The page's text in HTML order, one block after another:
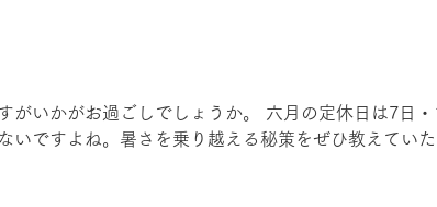
がいかがお過ごしでしょうか。 六月の定休日は7日・
いですよね。暑さを乗り越える秘策をぜひ教えていた